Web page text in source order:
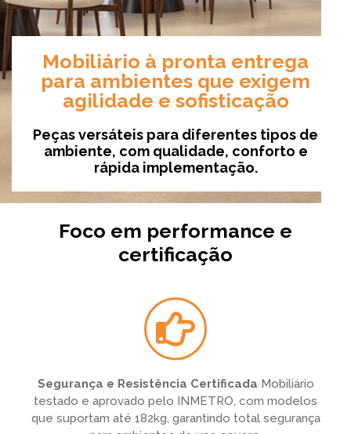
Mobiliário à pronta entrega
para ambientes que exigem
agilidade e sofisticação
Peças versáteis para diferentes tipos de
ambiente, com qualidade, conforto e
rápida implementação.
Foco em performance e
certificação
Segurança e Resistência Certificada Mobiliário
testado e aprovado pelo INMETRO, com modelos
que suportam até 182kg, garantindo total segurança